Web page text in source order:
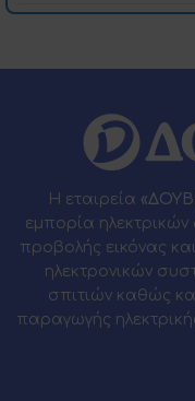
Η εταιρεία
εμπορία
προβολής εικόνας
ηλεκτρονικών
σπιτιών καθώς
παραγωγής